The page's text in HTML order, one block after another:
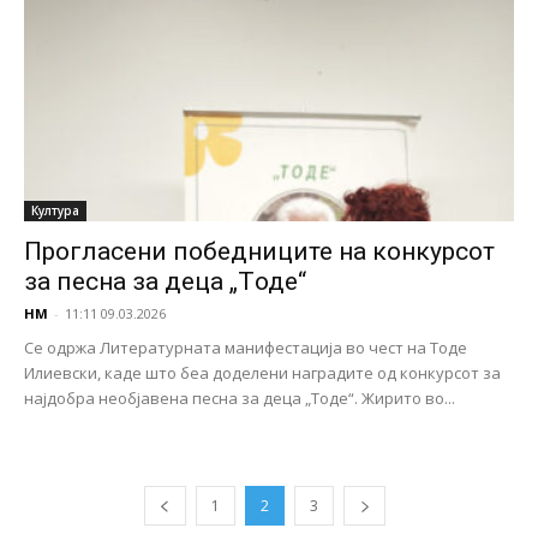
Култура
Прогласени победниците на конкурсот
за песна за деца „Tоде“
НМ - 11:11 09.03.2026
Се одржа Литературната манифестација во чест на Тоде
Илиевски, каде што беа доделени наградите од конкурсот за
најдобра необјавена песна за деца „Тоде“. Жирито во...
1 2 3